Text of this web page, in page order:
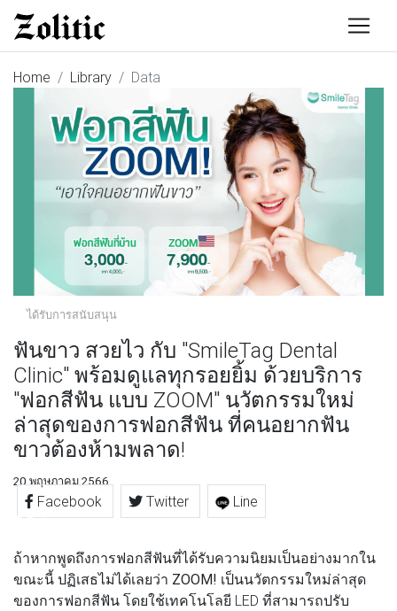
Home Library Data
ได้รับการสนับสนุน
ฟันขาว สวยไว กับ "SmileTag Dental
Clinic" พร้อมดูแลทุกรอยยิ้ม ด้วยบริการ
"ฟอกสีฟัน แบบ ZOOM" นวัตกรรมใหม่
ล่าสุดของการฟอกสีฟัน ที่คนอยากฟัน
ขาวต้องห้ามพลาด!
20 พฤษภาคม 2566
Facebook Twitter Line
ถ้าหากพูดถึงการฟอกสีฟันที่ได้รับความนิยมเป็นอย่างมากใน
ขณะนี้ ปฏิเสธไม่ได้เลยว่า ZOOM! เป็นนวัตกรรมใหม่ล่าสุด
ของการฟอกสีฟัน โดยใช้เทคโนโลยี LED ที่สามารถปรับ